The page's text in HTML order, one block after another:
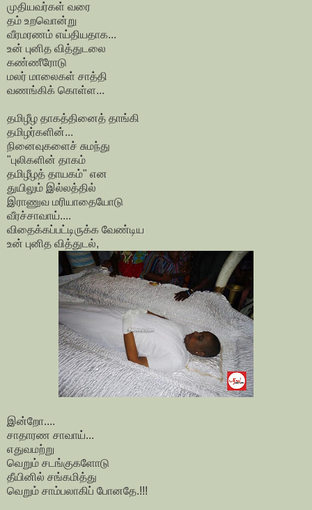
முதியவர்கள் வரை
தம் உறவொன்று
வீரமரணம் எய்தியதாக...
உன் புனித வித்துடலை
கண்ணீரோடு
மலர் மாலைகள் சாத்தி
வணங்கிக் கொள்ள...
தமிழீழ தாகத்தினைத் தாங்கி
தமிழர்களின்...
நினைவுகளைச் சுமந்து
"புலிகளின் தாகம்
தமிழீழத் தாயகம்" என
துயிலும் இல்லத்தில்
இராணுவ மரியாதையோடு
வீரச்சாவாய்....
விதைக்கப்பட்டிருக்க வேண்டிய
உன் புனித வித்துடல்,
இன்றோ....
சாதாரண சாவாய்...
எதுவமற்று
வெறும் சடங்குகளோடு
தீயினில் சங்கமித்து
வெறும் சாம்பலாகிப் போனதே.!!!